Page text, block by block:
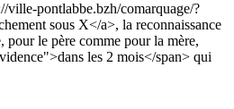
ville-pontlabbe.bzh/comarquage/?
sous X</a>, la reconnaissance
pour le père comme pour la mère,
les 2 mois</span> qui